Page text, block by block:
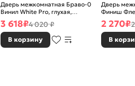
Дверь межкомнатная Браво-0
Винил White Pro, глухая,
каркасно-щитовая
3 618₽4 020 ₽
В корзину
Дверь
Финиш
Л-11
каркасно-
2 270₽
В